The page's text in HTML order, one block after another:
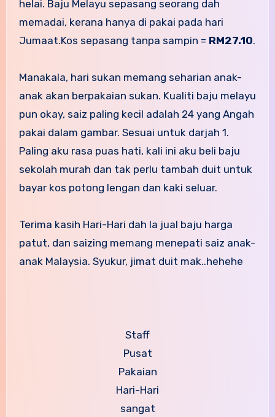
helai. Baju Melayu sepasang seorang dah
memadai, kerana hanya di pakai pada hari
Jumaat.Kos sepasang tanpa sampin = RM27.10.
Manakala, hari sukan memang seharian anak-
anak akan berpakaian sukan. Kualiti baju melayu
pun okay, saiz paling kecil adalah 24 yang Angah
pakai dalam gambar. Sesuai untuk darjah 1.
Paling aku rasa puas hati, kali ini aku beli baju
sekolah murah dan tak perlu tambah duit untuk
bayar kos potong lengan dan kaki seluar.
Terima kasih Hari-Hari dah la jual baju harga
patut, dan saizing memang menepati saiz anak-
anak Malaysia. Syukur, jimat duit mak..hehehe
Staff
Pusat
Pakaian
Hari-Hari
sangat